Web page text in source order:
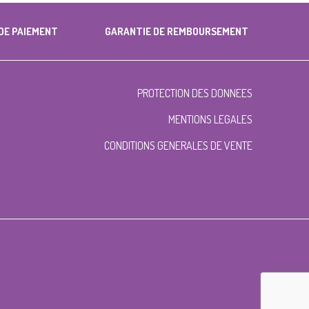
PAIEMENT GARANTIE DE REMBOURSEMENT
PROTECTION DES DONNEES
MENTIONS LEGALES
CONDITIONS GENERALES DE VENTE